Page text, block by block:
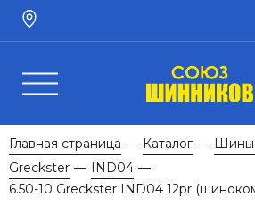
Главная страница — Каталог — Шины
Greckster — IND04 —
6.50-10 Greckster IND04 12pr